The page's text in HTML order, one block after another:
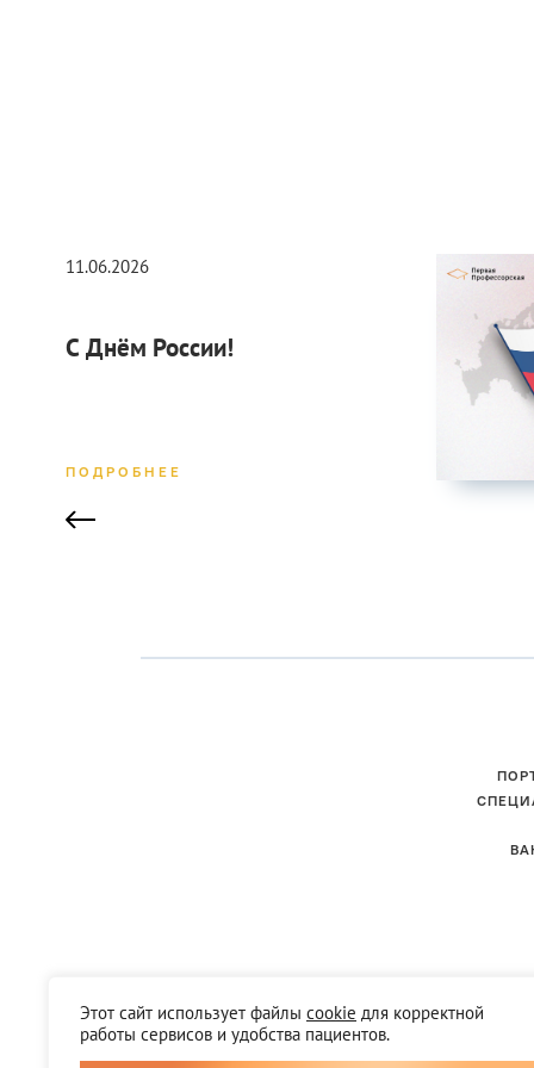
Этот сайт использует файлы cookie для корректной
работы сервисов и удобства пациентов.
11.06.2026
С Днём России!
ПОДРОБНЕЕ